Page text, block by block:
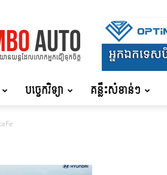
Auto
បច្ចេកវិទ្យា គន្លឹះសំខាន់ៗ